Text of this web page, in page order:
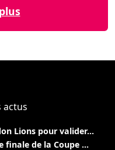
actus
Lions pour valider...
finale de la Coupe ...